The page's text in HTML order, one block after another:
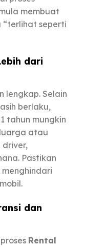
membuat
“terlihat seperti
dari
lengkap. Selain
berlaku,
tahun mungkin
atau
driver,
Pastikan
dan
Rental